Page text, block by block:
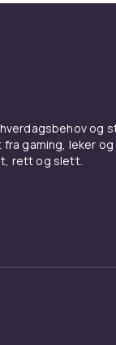
og
gaming, leker og
rett og slett.